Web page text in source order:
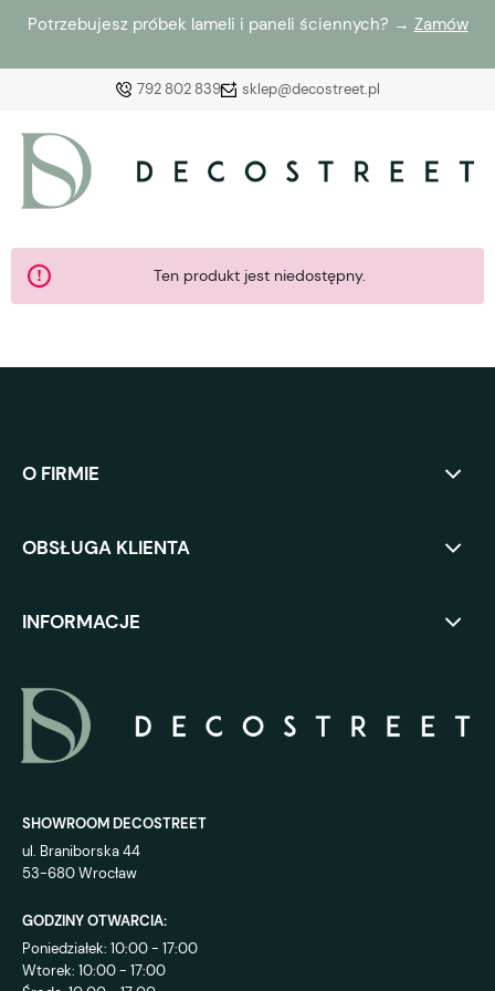
Potrzebujesz próbek lameli i paneli ściennych? → Zamów
792 802 839 sklep@decostreet.pl
Ten produkt jest niedostępny.
O FIRMIE
OBSŁUGA KLIENTA
INFORMACJE
SHOWROOM DECOSTREET
ul. Braniborska 44
53-680 Wrocław
GODZINY OTWARCIA:
Poniedziałek: 10:00 - 17:00
Wtorek: 10:00 - 17:00